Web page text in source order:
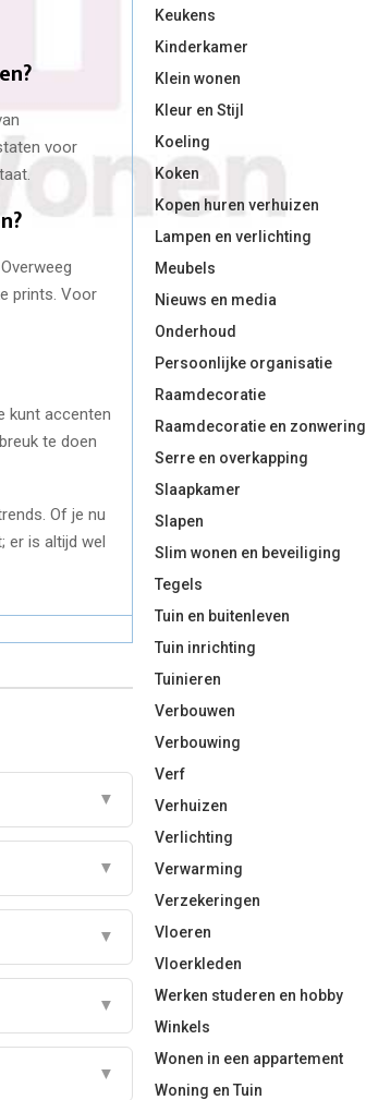
voor
prints. Voor
kunt accenten
te doen
Of je nu
er is altijd wel
▼
▼
▼
▼
▼
Keukens
Kinderkamer
Klein wonen
Kleur en Stijl
Koeling
Koken
Kopen huren verhuizen
Lampen en verlichting
Meubels
Nieuws en media
Onderhoud
Persoonlijke organisatie
Raamdecoratie
Raamdecoratie en zonwering
Serre en overkapping
Slaapkamer
Slapen
Slim wonen en beveiliging
Tegels
Tuin en buitenleven
Tuin inrichting
Tuinieren
Verbouwen
Verbouwing
Verf
Verhuizen
Verlichting
Verwarming
Verzekeringen
Vloeren
Vloerkleden
Werken studeren en hobby
Winkels
Wonen in een appartement
Woning en Tuin